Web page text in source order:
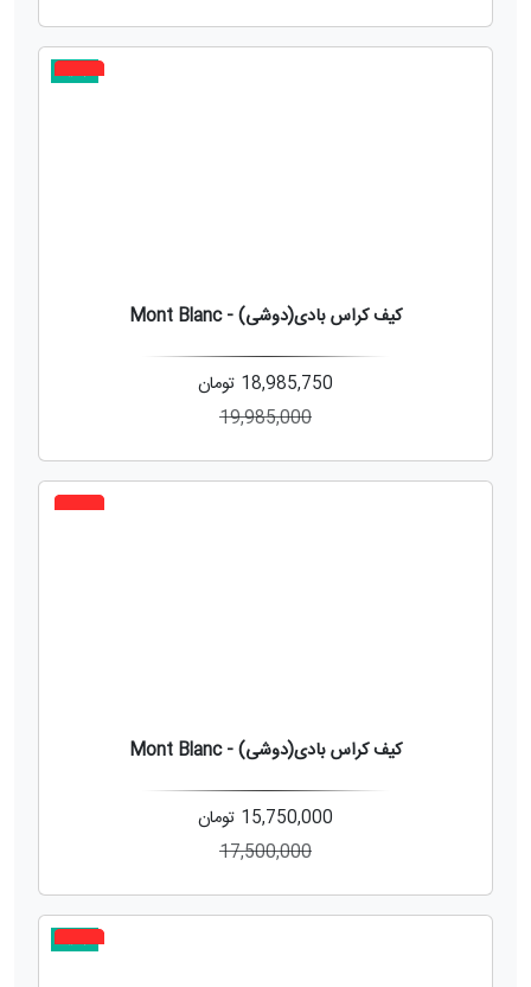
جدید
کیف کراس بادی(دوشی) - Mont Blanc
18,985,750 تومان
19,985,000
کیف کراس بادی(دوشی) - Mont Blanc
15,750,000 تومان
17,500,000
جدید